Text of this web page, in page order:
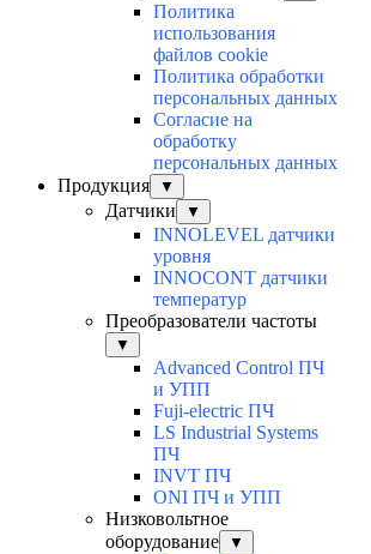
Политика
использования
файлов cookie
Политика обработки
персональных данных
Согласие на
обработку
персональных данных
Продукция
▼
Датчики ▼
INNOLEVEL датчики
уровня
INNOCONT датчики
температур
Преобразователи частоты
▼
Advanced Control ПЧ
и УПП
Fuji-electric ПЧ
LS Industrial Systems
ПЧ
INVT ПЧ
ONI ПЧ и УПП
Низковольтное
оборудование
▼